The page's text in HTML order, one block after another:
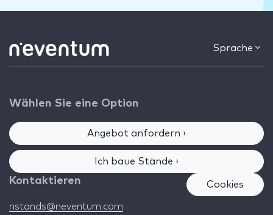
Sprache
Wählen Sie eine Option
Angebot anfordern ›
Ich baue Stände ›
Kontaktieren
nstands@neventum.com
Cookies